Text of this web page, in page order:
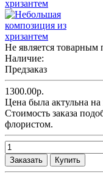
Не является товарным
Наличие:
Предзаказ
1300.00р.
Цена была актульна
Cтоимость заказа
флористом.
Заказать Купить